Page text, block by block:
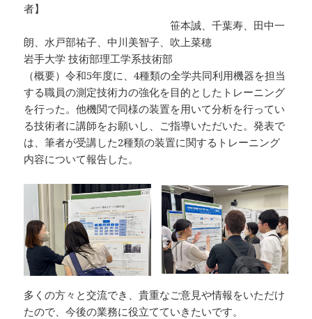
者】
笹本誠、千葉寿、田中一
朗、水戸部祐子、中川美智子、吹上菜穂
岩手大学 技術部理工学系技術部
（概要）令和5年度に、4種類の全学共同利用機器を担当
する職員の測定技術力の強化を目的としたトレーニング
を行った。他機関で同様の装置を用いて分析を行ってい
る技術者に講師をお願いし、ご指導いただいた。発表で
は、筆者が受講した2種類の装置に関するトレーニング
内容について報告した。
多くの方々と交流でき、貴重なご意見や情報をいただけ
たので、今後の業務に役立てていきたいです。